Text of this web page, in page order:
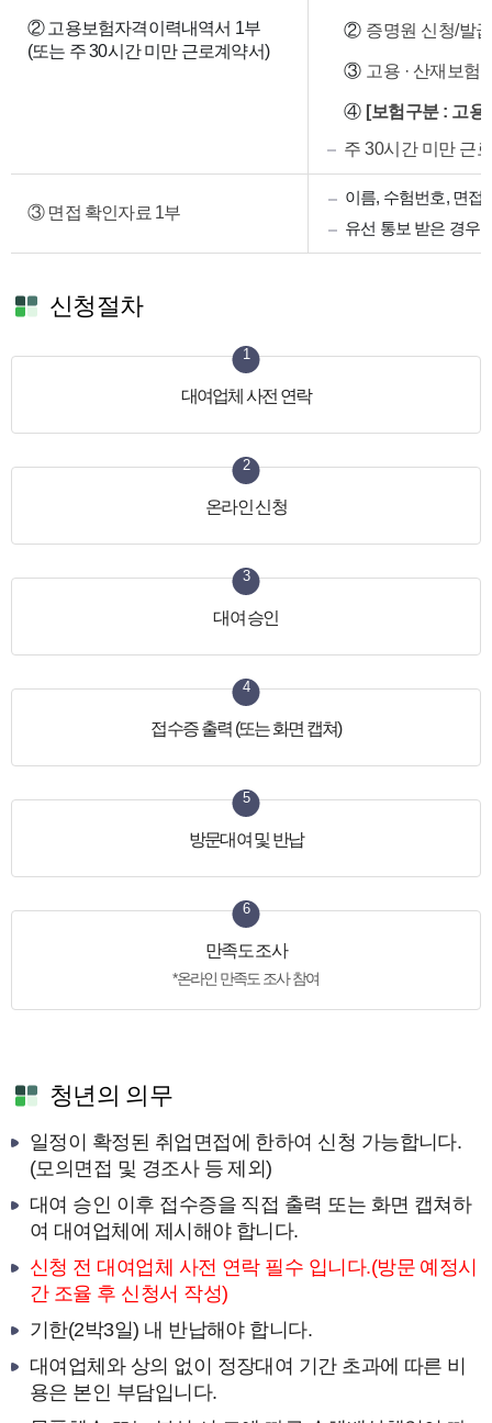
류,
에
가
제
됩
② 고용보험자격이력내역서 1부
(또는 주 30시간 미만 근로계약서)
② 증명원 신청/발급
③ 고용 · 산재보험
④ [보험구분 : 고용
주 30시간 미만 근
③ 면접 확인자료 1부
이름, 수험번호, 면접
유선 통보 받은 경우
신청절차
1
대여업체 사전 연락
2
온라인 신청
3
대여 승인
4
접수증 출력 (또는 화면 캡쳐)
5
방문대여 및 반납
6
만족도 조사
*온라인 만족도 조사 참여
청년의 의무
일정이 확정된 취업면접에 한하여 신청 가능합니다.
(모의면접 및 경조사 등 제외)
대여 승인 이후 접수증을 직접 출력 또는 화면 캡쳐하
여 대여업체에 제시해야 합니다.
신청 전 대여업체 사전 연락 필수 입니다.(방문 예정시
간 조율 후 신청서 작성)
기한(2박3일) 내 반납해야 합니다.
대여업체와 상의 없이 정장대여 기간 초과에 따른 비
용은 본인 부담입니다.